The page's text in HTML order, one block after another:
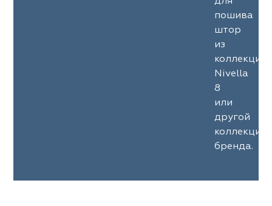
пошива
штор
из
Nivella
8
или
другой
коллекции
бренда.